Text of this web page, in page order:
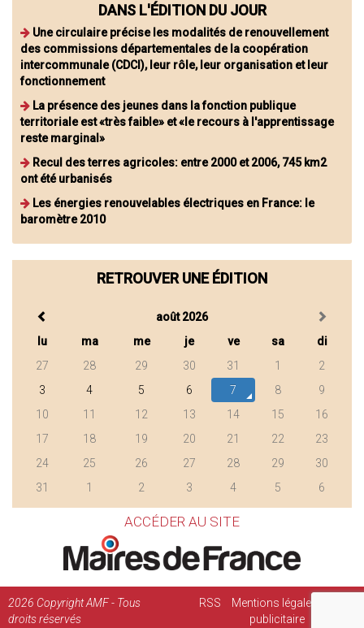
DANS L'ÉDITION DU JOUR
Une circulaire précise les modalités de renouvellement
des commissions départementales de la coopération
intercommunale (CDCI), leur rôle, leur organisation et leur
fonctionnement
La présence des jeunes dans la fonction publique
territoriale est «très faible» et «le recours à l'apprentissage
reste marginal»
Recul des terres agricoles: entre 2000 et 2006, 745 km2
ont été urbanisés
Les énergies renouvelables électriques en France: le
baromètre 2010
RETROUVER UNE ÉDITION
août 2026
lu
ma me je ve sa
di
27
28 29 30 31 1
2
3
4 5 6 7 8
9
10
11 12 13 14 15
16
17
18 19 20 21 22
23
24
25 26 27 28 29
30
31
1 2 3 4 5 6
ACCÉDER AU SITE
2026 Copyright AMF - Tous
droits réservés
RSS Mentions légales
publicitaire